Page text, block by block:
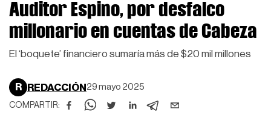
Auditor Espino, por desfalco
millonario en cuentas de Cabeza
El ‘boquete’ financiero sumaría más de $20 mil millones
R REDACCIÓN 29 mayo 2025
COMPARTIR: